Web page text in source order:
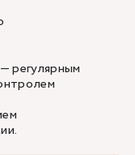
регулярным